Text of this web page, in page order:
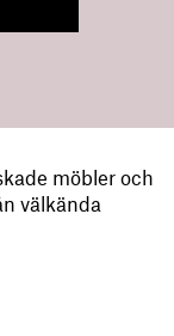
möbler och
välkända